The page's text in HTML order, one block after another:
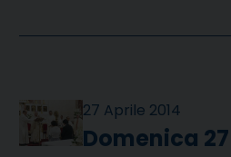
27 Aprile 2014
Domenica